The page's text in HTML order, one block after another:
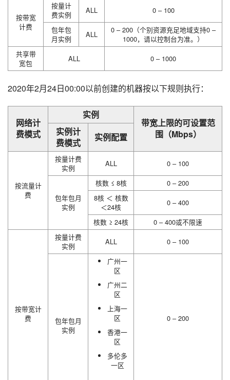
按带宽
计费
按量计
费实例
ALL
0 – 100
包年包
月实例
ALL
0 – 200（个别资源充足地域支持0 –
1000，请以控制台为准。）
共享带
宽包
ALL 0 – 1000
2020年2月24日00:00以前创建的机器按以下规则执行：
网络计
费模式
实例
带宽上限的可设置范
围（Mbps）
实例计
费模式
实例配置
按流量计
费
按量计费
实例
ALL 0 – 100
包年包月
实例
核数 ≤ 8核
0 – 200
8核 ＜ 核数
＜24核
0 – 400
核数 ≥ 24核
0 – 400或不限速
按带宽计
费
按量计费
实例
ALL 0 – 100
包年包月
实例
广州一
区
广州二
区
上海一
区
香港一
区
多伦多
一区
0 – 200